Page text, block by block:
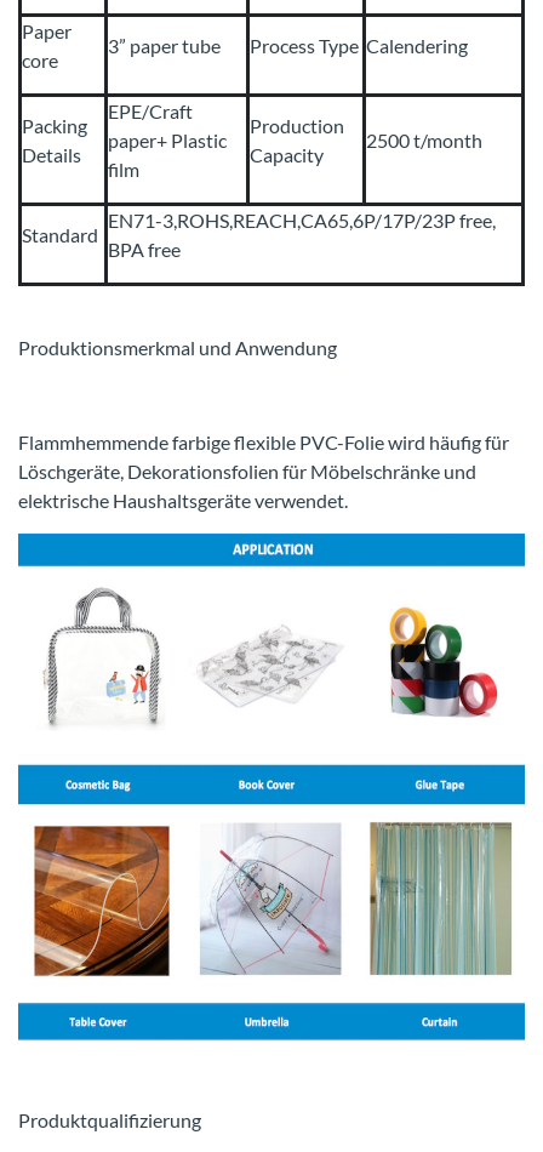
Paper
core
3” paper tube Process Type Calendering
Packing
Details
EPE/Craft
paper+ Plastic
film
Production
Capacity
2500 t/month
Standard
EN71-3,ROHS,REACH,CA65,6P/17P/23P free,
BPA free
Produktionsmerkmal und Anwendung
Flammhemmende farbige flexible PVC-Folie wird häufig für
Löschgeräte, Dekorationsfolien für Möbelschränke und
elektrische Haushaltsgeräte verwendet.
Produktqualifizierung